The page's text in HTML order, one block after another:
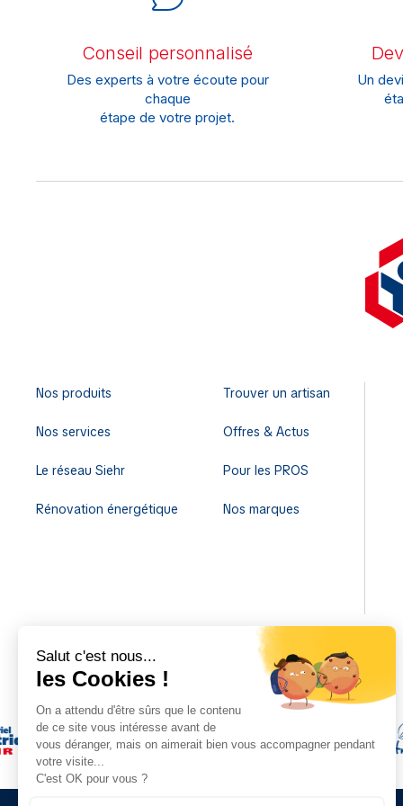
Conseil personnalisé
Des experts à votre écoute pour
chaque
étape de votre projet.
Un
Nos produits
Nos services
Le réseau Siehr
Rénovation énergétique
Trouver un artisan
Offres & Actus
Pour les PROS
Nos marques